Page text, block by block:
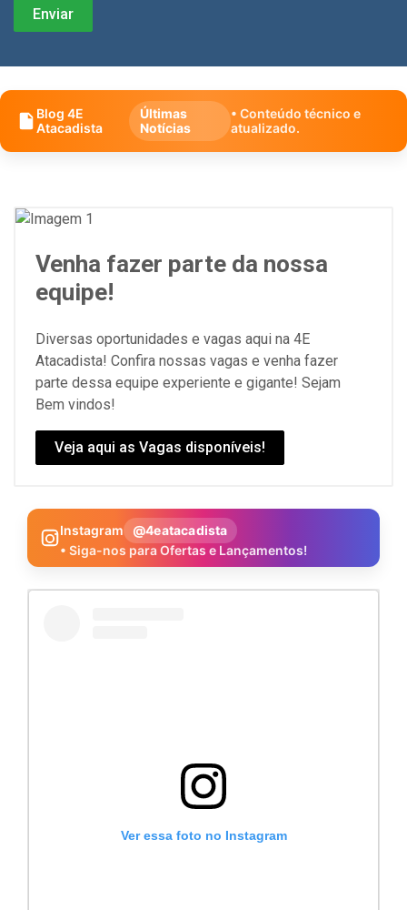
Blog 4E
Atacadista
Últimas
Notícias
• Conteúdo técnico e
atualizado.
Venha fazer parte da nossa
equipe!
Diversas oportunidades e vagas aqui na 4E
Atacadista! Confira nossas vagas e venha fazer
parte dessa equipe experiente e gigante! Sejam
Bem vindos!
Veja aqui as Vagas disponíveis!
Instagram
@4eatacadista
• Siga-nos para Ofertas e Lançamentos!
Ver essa foto no Instagram